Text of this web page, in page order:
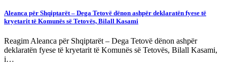
Aleanca për Shqiptarët – Dega Tetovë dënon ashpër deklaratën fyese të
kryetarit të Komunës së Tetovës, Bilall Kasami
Reagim Aleanca për Shqiptarët – Dega Tetovë dënon ashpër
deklaratën fyese të kryetarit të Komunës së Tetovës, Bilall Kasami,
i…